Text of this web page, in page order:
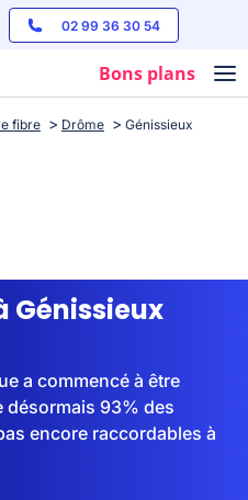
02 99 36 30 54
Bons plans
fibre Drôme Génissieux
Génissieux
a commencé à être
désormais 93% des
encore raccordables à